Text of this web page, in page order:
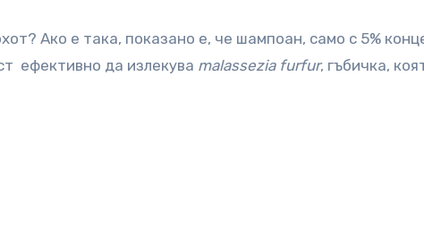
Ако е така, показано е, че шампоан, само с 5%
ефективно да излекува malassezia furfur, гъбичка,